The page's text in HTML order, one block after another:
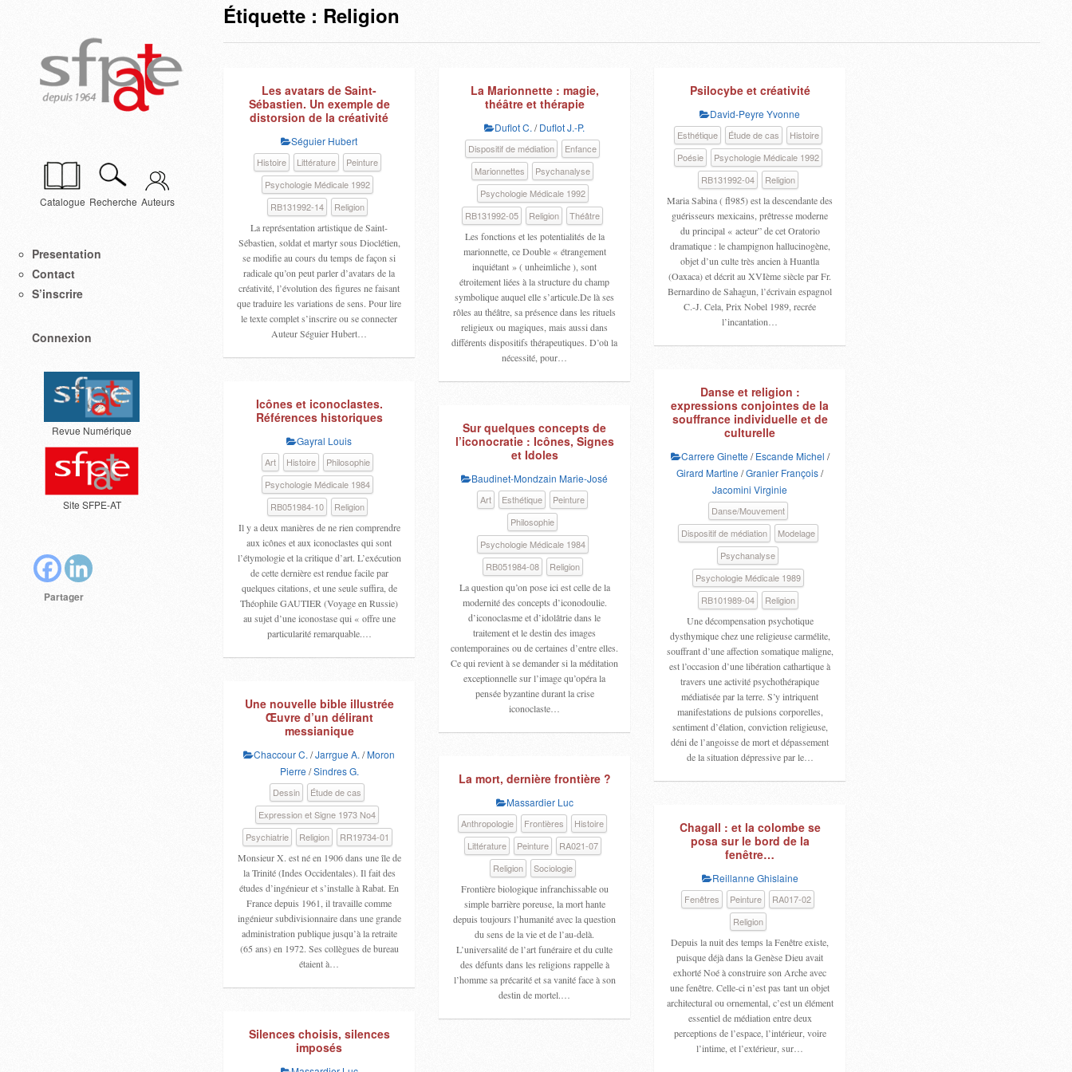
Catalogue Recherche Auteurs
Presentation
Contact
S’inscrire
Connexion
Revue Numérique
Site SFPE-AT
Partager
Étiquette : Religion
Les avatars de Saint-
Sébastien. Un exemple de
distorsion de la créativité
Séguier Hubert
Histoire Littérature
Peinture
Psychologie Médicale 1992
RB131992-14
Religion
La représentation artistique de Saint-
Sébastien, soldat et martyr sous Dioclétien,
se modifie au cours du temps de façon si
radicale qu’on peut parler d’avatars de la
créativité, l’évolution des figures ne faisant
que traduire les variations de sens. Pour lire
le texte complet s’inscrire ou se connecter
Auteur Séguier Hubert…
La Marionnette : magie,
théâtre et thérapie
Duflot C. /Duflot J.-P.
Dispositif de médiation
Enfance
Marionnettes
Psychanalyse
Psychologie Médicale 1992
RB131992-05
Religion
Théâtre
Les fonctions et les potentialités de la
marionnette, ce Double « étrangement
inquiétant » ( unheimliche ), sont
étroitement liées à la structure du champ
symbolique auquel elle s’articule.De là ses
rôles au théâtre, sa présence dans les rituels
religieux ou magiques, mais aussi dans
différents dispositifs thérapeutiques. D’où la
nécessité, pour…
Psilocybe et créativité
David-Peyre Yvonne
Esthétique Étude de cas
Histoire
Poésie
Psychologie Médicale 1992
RB131992-04
Religion
Maria Sabina ( fl985) est la descendante des
guérisseurs mexicains, prêtresse moderne
du principal « acteur” de cet Oratorio
dramatique : le champignon hallucinogène,
objet d’un culte très ancien à Huantla
(Oaxaca) et décrit au XVIème siècle par Fr.
Bernardino de Sahagun, l’écrivain espagnol
C.-J. Cela, Prix Nobel 1989, recrée
l’incantation…
Danse et religion :
expressions conjointes de la
souffrance individuelle et de
culturelle
Carrere Ginette /Escande Michel /
Girard Martine /Granier François/
Jacomini Virginie
Danse/Mouvement
Dispositif de médiation
Modelage
Psychanalyse
Psychologie Médicale 1989
RB101989-04
Religion
Une décompensation psychotique
dysthymique chez une religieuse carmélite,
souffrant d’une affection somatique maligne,
est l’occasion d’une libération cathartique à
travers une activité psychothérapique
médiatisée par la terre. S’y intriquent
manifestations de pulsions corporelles,
sentiment d’élation, conviction religieuse,
déni de l’angoisse de mort et dépassement
de la situation dépressive par le…
Icônes et iconoclastes.
Références historiques
Gayral Louis
Art Histoire
Philosophie
Psychologie Médicale 1984
RB051984-10
Religion
Il y a deux manières de ne rien comprendre
aux icônes et aux iconoclastes qui sont
l’étymologie et la critique d’art. L’exécution
de cette dernière est rendue facile par
quelques citations, et une seule suffira, de
Théophile GAUTIER (Voyage en Russie)
au sujet d’une iconostase qui « offre une
particularité remarquable.…
Sur quelques concepts de
l’iconocratie : Icônes, Signes
et Idoles
Baudinet-Mondzain Marie-José
Art Esthétique
Peinture
Philosophie
Psychologie Médicale 1984
RB051984-08
Religion
La question qu’on pose ici est celle de la
modernité des concepts d’iconodoulie.
d’iconoclasme et d’idolâtrie dans le
traitement et le destin des images
contemporaines ou de certaines d’entre elles.
Ce qui revient à se demander si la méditation
exceptionnelle sur l’image qu’opéra la
pensée byzantine durant la crise
iconoclaste…
Une nouvelle bible illustrée
Œuvre d’un délirant
messianique
Chaccour C. /Jarrgue A. /Moron
Pierre /Sindres G.
Dessin
Étude de cas
Expression et Signe 1973 No4
Psychiatrie
Religion
RR19734-01
Monsieur X. est né en 1906 dans une île de
la Trinité (Indes Occidentales). Il fait des
études d’ingénieur et s’installe à Rabat. En
France depuis 1961, il travaille comme
ingénieur subdivisionnaire dans une grande
administration publique jusqu’à la retraite
(65 ans) en 1972. Ses collègues de bureau
étaient à…
La mort, dernière frontière ?
Massardier Luc
Anthropologie Frontières
Histoire
Littérature
Peinture
RA021-07
Religion
Sociologie
Frontière biologique infranchissable ou
simple barrière poreuse, la mort hante
depuis toujours l’humanité avec la question
du sens de la vie et de l’au-delà.
L’universalité de l’art funéraire et du culte
des défunts dans les religions rappelle à
l’homme sa précarité et sa vanité face à son
destin de mortel.…
Chagall : et la colombe se
posa sur le bord de la
fenêtre…
Reillanne Ghislaine
Fenêtres Peinture
RA017-02
Religion
Depuis la nuit des temps la Fenêtre existe,
puisque déjà dans la Genèse Dieu avait
exhorté Noé à construire son Arche avec
une fenêtre. Celle-ci n’est pas tant un objet
architectural ou ornemental, c’est un élément
essentiel de médiation entre deux
perceptions de l’espace, l’intérieur, voire
l’intime, et l’extérieur, sur…
Silences choisis, silences
imposés